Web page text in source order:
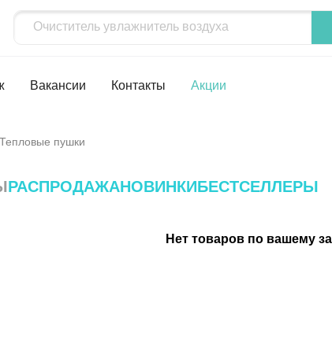
Вакансии Контакты Акции
Тепловые пушки
РАСПРОДАЖАНОВИНКИБЕСТСЕЛЛЕРЫ
Нет товаров по вашему